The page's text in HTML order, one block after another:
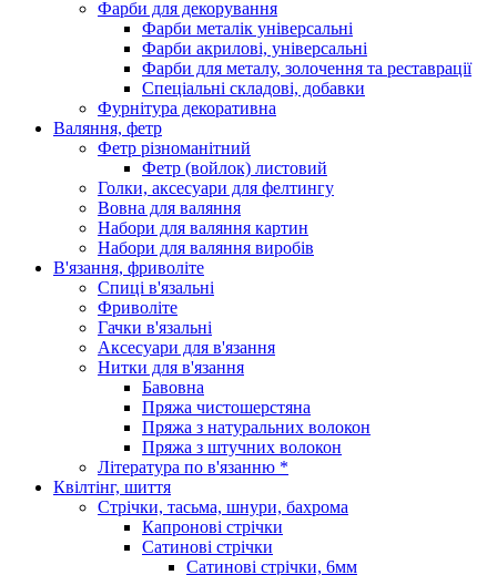
Фарби для декорування
Фарби металік універсальні
Фарби акрилові, універсальні
Фарби для металу, золочення та реставрації
Спеціальні складові, добавки
Фурнітура декоративна
Валяння, фетр
Фетр різноманітний
Фетр (войлок) листовий
Голки, аксесуари для фелтингу
Вовна для валяння
Набори для валяння картин
Набори для валяння виробів
В'язання, фриволіте
Спиці в'язальні
Фриволіте
Гачки в'язальні
Аксесуари для в'язання
Нитки для в'язання
Бавовна
Пряжа чистошерстяна
Пряжа з натуральних волокон
Пряжа з штучних волокон
Література по в'язанню *
Квілтінг, шиття
Стрічки, тасьма, шнури, бахрома
Капронові стрічки
Сатинові стрічки
Сатинові стрічки, 6мм